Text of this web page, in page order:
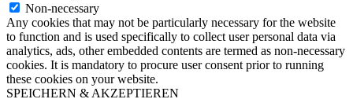
Non-necessary
Any cookies that may not be particularly necessary for the website
to function and is used specifically to collect user personal data via
analytics, ads, other embedded contents are termed as non-necessary
cookies. It is mandatory to procure user consent prior to running
these cookies on your website.
SPEICHERN & AKZEPTIEREN